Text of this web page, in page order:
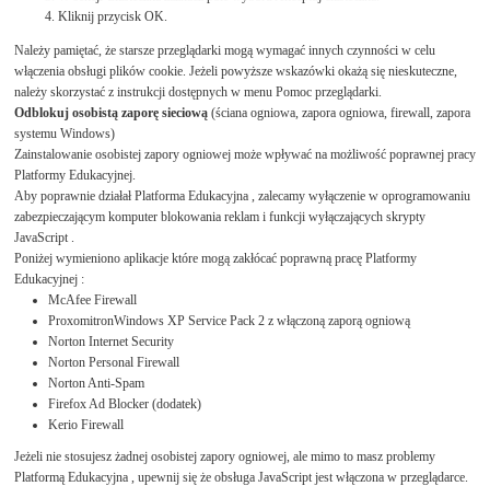
Kliknij przycisk OK.
Należy pamiętać, że starsze przeglądarki mogą wymagać innych czynności w celu
włączenia obsługi plików cookie. Jeżeli powyższe wskazówki okażą się nieskuteczne,
należy skorzystać z instrukcji dostępnych w menu Pomoc przeglądarki.
Odblokuj osobistą zaporę sieciową (ściana ogniowa, zapora ogniowa, firewall, zapora
systemu Windows)
Zainstalowanie osobistej zapory ogniowej może wpływać na możliwość poprawnej pracy
Platformy Edukacyjnej.
Aby poprawnie działał Platforma Edukacyjna , zalecamy wyłączenie w oprogramowaniu
zabezpieczającym komputer blokowania reklam i funkcji wyłączających skrypty
JavaScript .
Poniżej wymieniono aplikacje które mogą zakłócać poprawną pracę Platformy
Edukacyjnej :
McAfee Firewall
ProxomitronWindows XP Service Pack 2 z włączoną zaporą ogniową
Norton Internet Security
Norton Personal Firewall
Norton Anti-Spam
Firefox Ad Blocker (dodatek)
Kerio Firewall
Jeżeli nie stosujesz żadnej osobistej zapory ogniowej, ale mimo to masz problemy
Platformą Edukacyjna , upewnij się że obsługa JavaScript jest włączona w przeglądarce.